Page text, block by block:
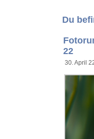
Du
22
30. April